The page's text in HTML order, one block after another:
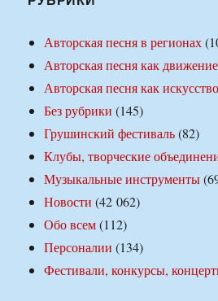
Авторская песня в регионах
Авторская песня как движение
Авторская песня как искусство
Без рубрики (145)
Грушинский фестиваль(82)
Клубы, творческие
Музыкальные инструменты
Новости (42 062)
Обо всем(112)
Персоналии (134)
Фестивали, конкурсы,